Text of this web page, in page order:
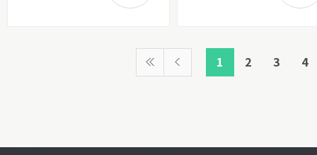
1 2 3 4